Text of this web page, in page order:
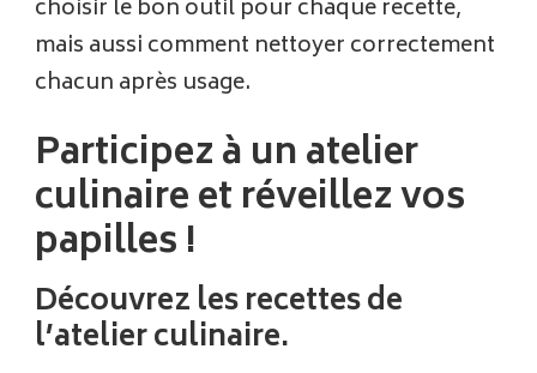
choisir le bon outil pour chaque recette,
mais aussi comment nettoyer correctement
chacun après usage.
Participez à un atelier
culinaire et réveillez vos
papilles !
Découvrez les recettes de
l’atelier culinaire.